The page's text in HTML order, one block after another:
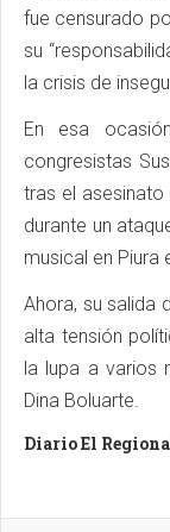
fue censurado
su
la crisis de
En esa
congresistas
tras el asesinato
durante un
musical en Piura
Ahora, su salida
alta tensión
la lupa a varios
Dina Boluarte.
Diario El